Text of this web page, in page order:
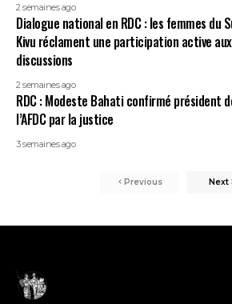
2 semaines ago
Dialogue national en RDC : les femmes du
Kivu réclament une participation active aux
discussions
2 semaines ago
RDC : Modeste Bahati confirmé président
l’AFDC par la justice
3 semaines ago
Previous Next